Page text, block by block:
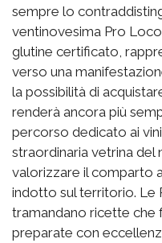
sempre lo
ventinovesima Pro
glutine certificato,
verso una
la possibilità di
renderà ancora più
percorso dedicato ai
straordinaria vetrina
valorizzare il comparto
indotto sul territorio. Le
tramandano ricette che
preparate con